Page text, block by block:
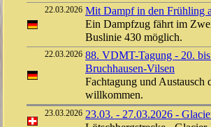
22.03.2026 Mit Dampf in den Frühling
Ein Dampfzug fährt im
Buslinie 430 möglich.
22.03.2026 88. VDMT-Tagung - 20.
Bruchhausen-Vilsen
Fachtagung und Austausch
willkommen.
23.03.2026 23.03. - 27.03.2026 -